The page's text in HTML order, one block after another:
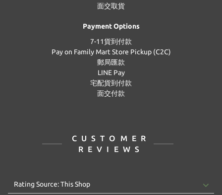
面交取貨
Payment Options
7-11貨到付款
Pay on Family Mart Store Pickup (C2C)
郵局匯款
LINE Pay
宅配貨到付款
面交付款
CUSTOMER
REVIEWS